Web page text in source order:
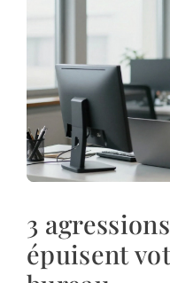
3
épuisent